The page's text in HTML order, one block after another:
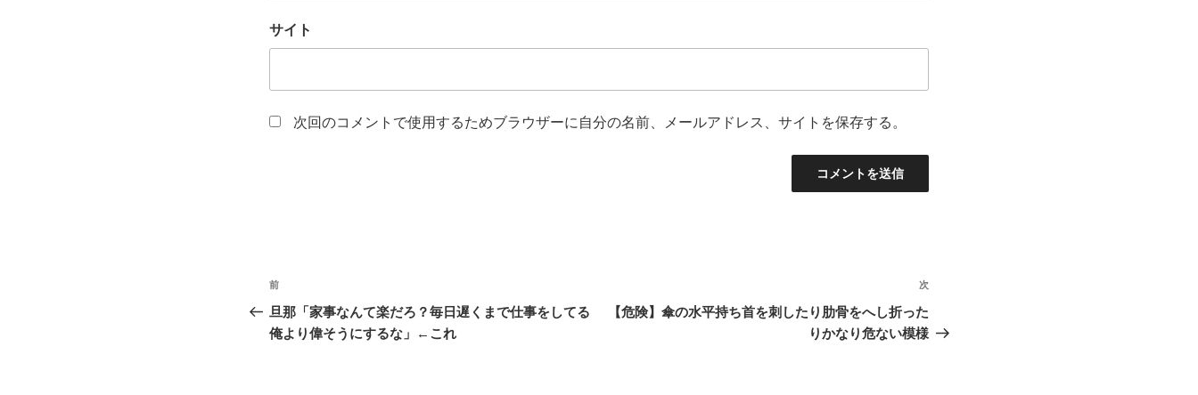
サイト
次回のコメントで使用するためブラウザーに自分の名前、メールアドレス、サイトを保存する。
投
稿
ナ
前
の
投
前
旦那「家事なんて楽だろ？毎日遅くまで仕事をしてる
俺より偉そうにするな」←これ
次
投
次
【危険】傘の水平持ち首を刺したり肋骨をへし折った
りかなり危ない模様